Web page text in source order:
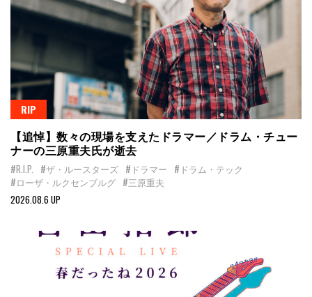
RIP
【追悼】数々の現場を支えたドラマー／ドラム・チュー
ナーの三原重夫氏が逝去
#R.I.P. #ザ・ルースターズ #ドラマー #ドラム・テック
#ローザ・ルクセンブルグ #三原重夫
2026.08.6 UP